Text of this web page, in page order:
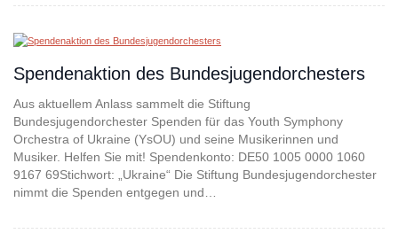
Spendenaktion des Bundesjugendorchesters
Aus aktuellem Anlass sammelt die Stiftung
Bundesjugendorchester Spenden für das Youth Symphony
Orchestra of Ukraine (YsOU) und seine Musikerinnen und
Musiker. Helfen Sie mit! Spendenkonto: DE50 1005 0000 1060
9167 69Stichwort: „Ukraine“ Die Stiftung Bundesjugendorchester
nimmt die Spenden entgegen und…